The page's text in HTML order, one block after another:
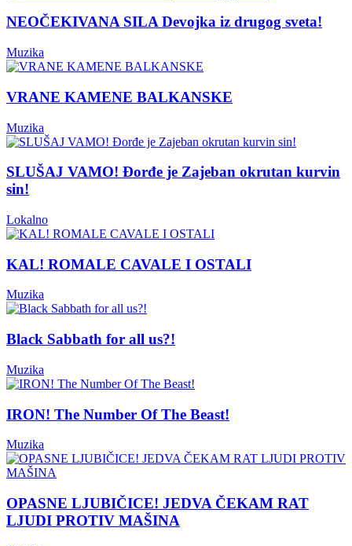
NEOČEKIVANA SILA Devojka iz drugog sveta!
Muzika
VRANE KAMENE BALKANSKE
Muzika
SLUŠAJ VAMO! Đorđe je Zajeban okrutan kurvin
sin!
Lokalno
KAL! ROMALE CAVALE I OSTALI
Muzika
Black Sabbath for all us?!
Muzika
IRON! The Number Of The Beast!
Muzika
OPASNE LJUBIČICE! JEDVA ČEKAM RAT
LJUDI PROTIV MAŠINA